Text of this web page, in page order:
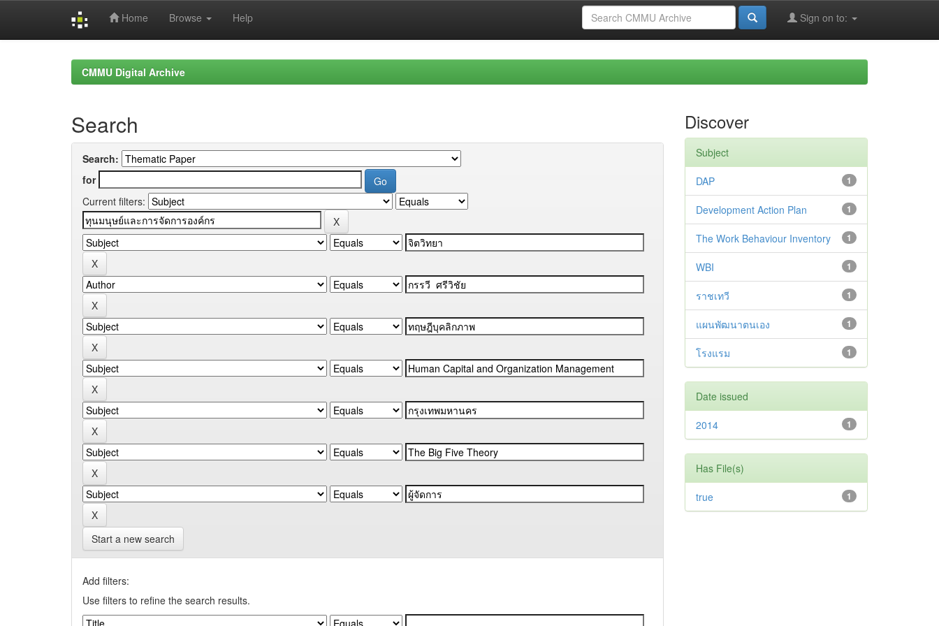
Home Browse Help Sign on to:
CMMU Digital Archive
Search
Search:
for
Current filters:
Start a new search
Add filters:
Use filters to refine the search results.
Discover
Subject
1
DAP
1
Development Action Plan
1
The Work Behaviour Inventory
1
WBI
1
ราชเทวี
1
แผนพัฒนาตนเอง
1
โรงแรม
Date issued
1
2014
Has File(s)
1
true